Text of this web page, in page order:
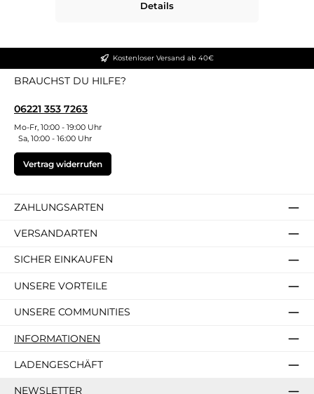
Details
Kostenloser Versand ab 40€
BRAUCHST DU HILFE?
06221 353 7263
Mo-Fr, 10:00 - 19:00 Uhr
Sa, 10:00 - 16:00 Uhr
Vertrag widerrufen
ZAHLUNGSARTEN
VERSANDARTEN
SICHER EINKAUFEN
UNSERE VORTEILE
UNSERE COMMUNITIES
INFORMATIONEN
LADENGESCHÄFT
NEWSLETTER